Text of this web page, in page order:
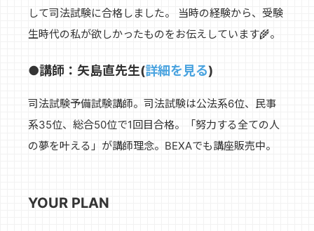
して司法試験に合格しました。 当時の経験から、受験
生時代の私が欲しかったものをお伝えしています🌾。
●講師：矢島直先生(詳細を見る)
司法試験予備試験講師。司法試験は公法系6位、民事
系35位、総合50位で1回目合格。「努力する全ての人
の夢を叶える」が講師理念。BEXAでも講座販売中。
YOUR PLAN